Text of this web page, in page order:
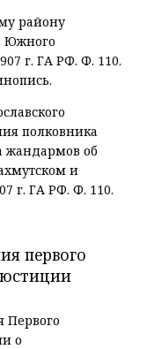
району
Южного
г. ГА РФ. Ф. 110.
полковника
жандармов об
и
г. ГА РФ. Ф. 110.
первого
Первого
о